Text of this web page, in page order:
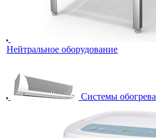
Нейтральное оборудование
Системы обогрева